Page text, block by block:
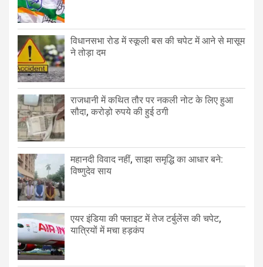
विधानसभा रोड में स्कूली बस की चपेट में आने से मासूम
ने तोड़ा दम
राजधानी में कथित तौर पर नकली नोट के लिए हुआ
सौदा, करोड़ो रुपये की हुई ठगी
महानदी विवाद नहीं, साझा समृद्धि का आधार बने:
विष्णुदेव साय
एयर इंडिया की फ्लाइट में तेज टर्बुलेंस की चपेट,
यात्रियों में मचा हड़कंप